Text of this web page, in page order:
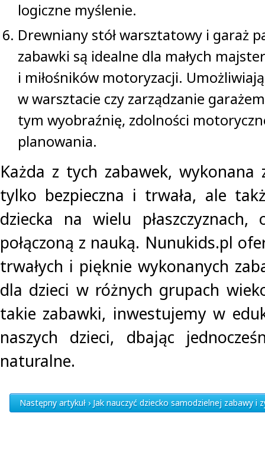
logiczne myślenie.
Drewniany stół warsztatowy i garaż
zabawki są idealne dla małych
i miłośników motoryzacji.
w warsztacie czy zarządzanie
tym wyobraźnię, zdolności
planowania.
Każda z tych zabawek,
tylko bezpieczna i trwała, ale
dziecka na wielu płaszczyznach,
połączoną z nauką. Nunukids.pl
trwałych i pięknie wykonanych
dla dzieci w różnych grupach
takie zabawki, inwestujemy w
naszych dzieci, dbając
naturalne.
Następny artykuł › Jak nauczyć dziecko samodzielnej zabawy i